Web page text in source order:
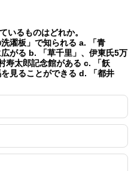
いるものはどれか。
濯板」で知られる a. 「青
がる b. 「草千里」、伊東氏5万
寿太郎記念館がある c. 「飫
見ることができる d. 「都井